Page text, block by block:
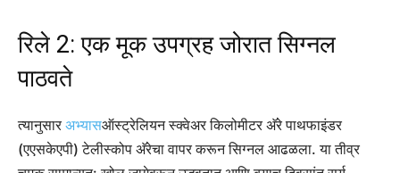
रिले 2: एक मूक उपग्रह जोरात सिग्नल
पाठवते
त्यानुसार अभ्यासऑस्ट्रेलियन स्क्वेअर किलोमीटर अ‍ॅरे पाथफाइंडर
(एएसकेएपी) टेलीस्कोप अ‍ॅरेचा वापर करून सिग्नल आढळला. या तीव्र